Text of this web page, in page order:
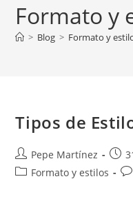
Formato y
> Blog > Formato y
Tipos de
Autor
de
Pepe Martínez
de
Categoría
Formato y estilos